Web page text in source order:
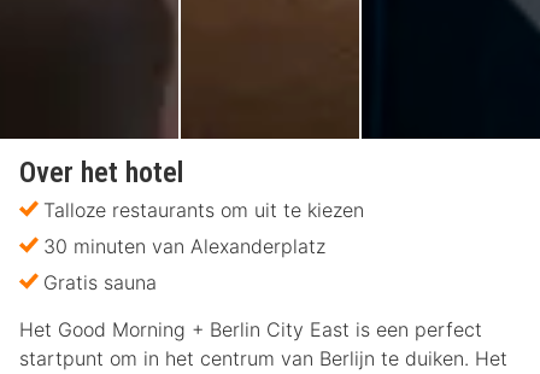
Over het hotel
Talloze restaurants om uit te kiezen
30 minuten van Alexanderplatz
Gratis sauna
Het Good Morning + Berlin City East is een perfect
startpunt om in het centrum van Berlijn te duiken. Het